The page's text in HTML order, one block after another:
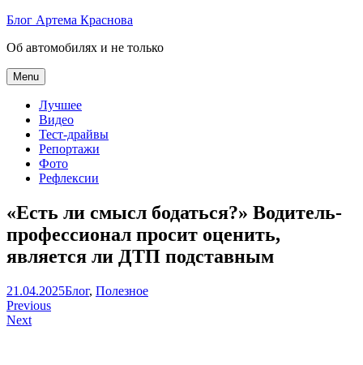
Skip
content
Блог Артема Краснова
Об автомобилях и не только
Menu
Лучшее
Видео
Тест-драйвы
Репортажи
Фото
Рефлексии
«Есть ли смысл бодаться?» Водитель-
профессионал просит оценить,
является ли ДТП подставным
Артем
Краснов
21.04.2025Блог, Полезное
Навигация
по
Previous
Next